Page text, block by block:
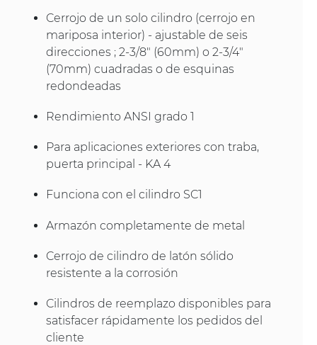
Cerrojo de un solo cilindro (cerrojo en
mariposa interior) - ajustable de seis
direcciones ; 2-3/8" (60mm) o 2-3/4"
(70mm) cuadradas o de esquinas
redondeadas
Rendimiento ANSI grado 1
Para aplicaciones exteriores con traba,
puerta principal - KA 4
Funciona con el cilindro SC1
Armazón completamente de metal
Cerrojo de cilindro de latón sólido
resistente a la corrosión
Cilindros de reemplazo disponibles para
satisfacer rápidamente los pedidos del
cliente